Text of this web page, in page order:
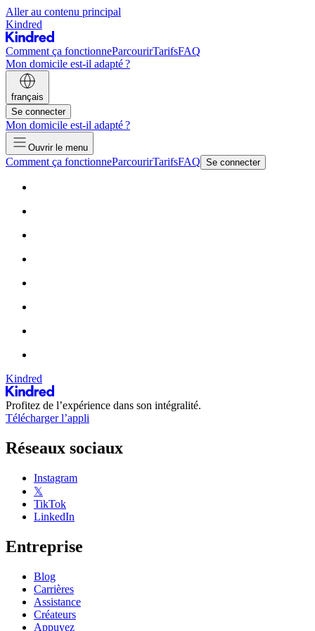
Aller au contenu principal
Kindred
Comment ça fonctionneParcourirTarifsFAQ
Mon domicile est-il adapté ?
français
Se connecter
Mon domicile est-il adapté ?
Ouvrir le menu
Comment ça fonctionneParcourirTarifsFAQ Se connecter
Kindred
Profitez de l’expérience dans son intégralité.
Télécharger l’appli
Réseaux sociaux
Instagram
𝕏
TikTok
LinkedIn
Entreprise
Blog
Carrières
Assistance
Créateurs
Appuyez